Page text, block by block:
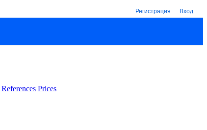
Регистрация Вход
References Prices